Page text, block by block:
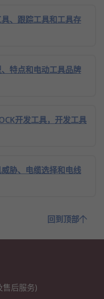
、跟踪工具和工具存
特点和电动工具品牌
开发工具，开发工具
胁、电缆选择和电线
回到顶部
售后服务)